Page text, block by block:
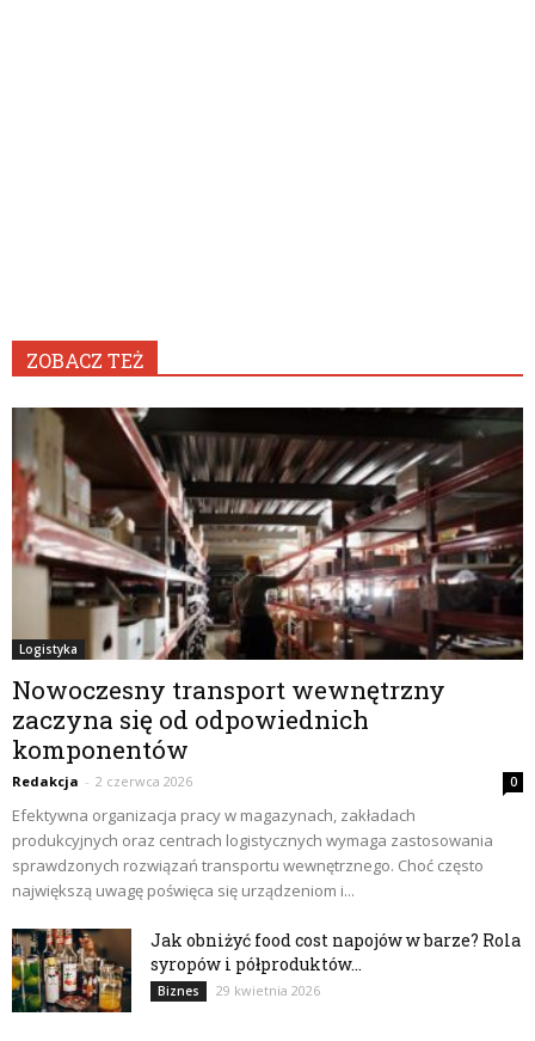
ZOBACZ TEŻ
Logistyka
Nowoczesny transport wewnętrzny
zaczyna się od odpowiednich
komponentów
Redakcja - 2 czerwca 2026 0
Efektywna organizacja pracy w magazynach, zakładach
produkcyjnych oraz centrach logistycznych wymaga zastosowania
sprawdzonych rozwiązań transportu wewnętrznego. Choć często
największą uwagę poświęca się urządzeniom i...
Jak obniżyć food cost napojów w barze? Rola
syropów i półproduktów...
Biznes 29 kwietnia 2026